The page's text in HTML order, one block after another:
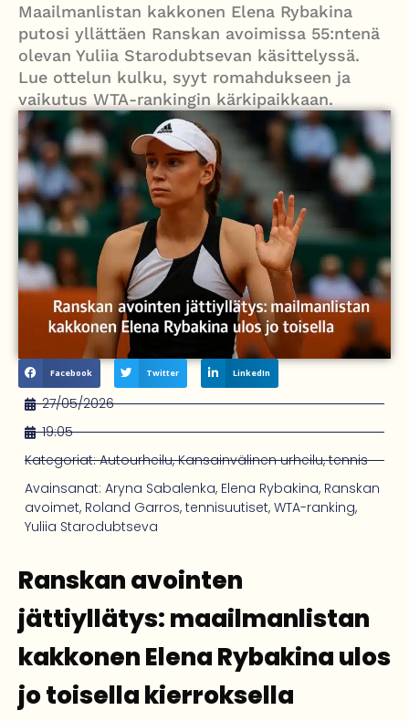
PT Vatanen antoi porttikiellon Juhana Tegelbergille – tiukka
välienselvittely PTV Gymillä tallentui videolle
Maailmanlistan kakkonen Elena Rybakina
putosi yllättäen Ranskan avoimissa 55:ntenä
olevan Yuliia Starodubtsevan käsittelyssä.
Lue ottelun kulku, syyt romahdukseen ja
vaikutus WTA-rankingin kärkipaikkaan.
Facebook Twitter LinkedIn
27/05/2026
19:05
Kategoriat: Autourheilu,Kansainvälinen urheilu,tennis
Avainsanat: Aryna Sabalenka, Elena Rybakina, Ranskan
avoimet, Roland Garros, tennisuutiset, WTA-ranking,
Yuliia Starodubtseva
Ranskan avointen
jättiyllätys: maailmanlistan
kakkonen Elena Rybakina ulos
jo toisella kierroksella